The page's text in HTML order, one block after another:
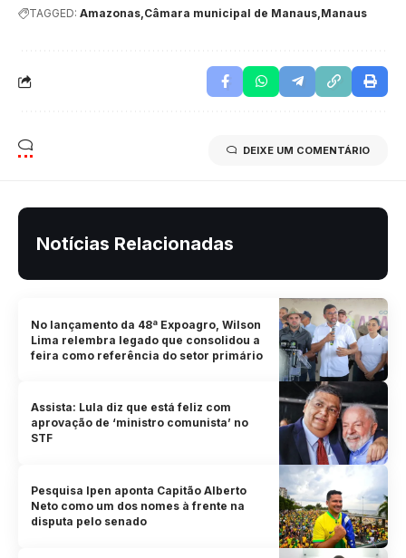
TAGGED: Amazonas Câmara municipal de Manaus Manaus
DEIXE UM COMENTÁRIO
Notícias Relacionadas
No lançamento da 48ª Expoagro, Wilson
Lima relembra legado que consolidou a
feira como referência do setor primário
Assista: Lula diz que está feliz com
aprovação de ‘ministro comunista’ no
STF
Pesquisa Ipen aponta Capitão Alberto
Neto como um dos nomes à frente na
disputa pelo senado